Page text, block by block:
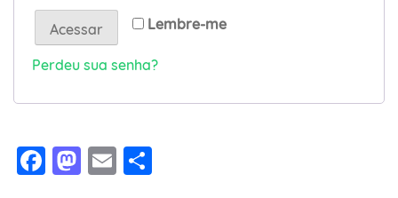
Lembre-me
Acessar
Perdeu sua senha?
Facebook
Mastodon
Email